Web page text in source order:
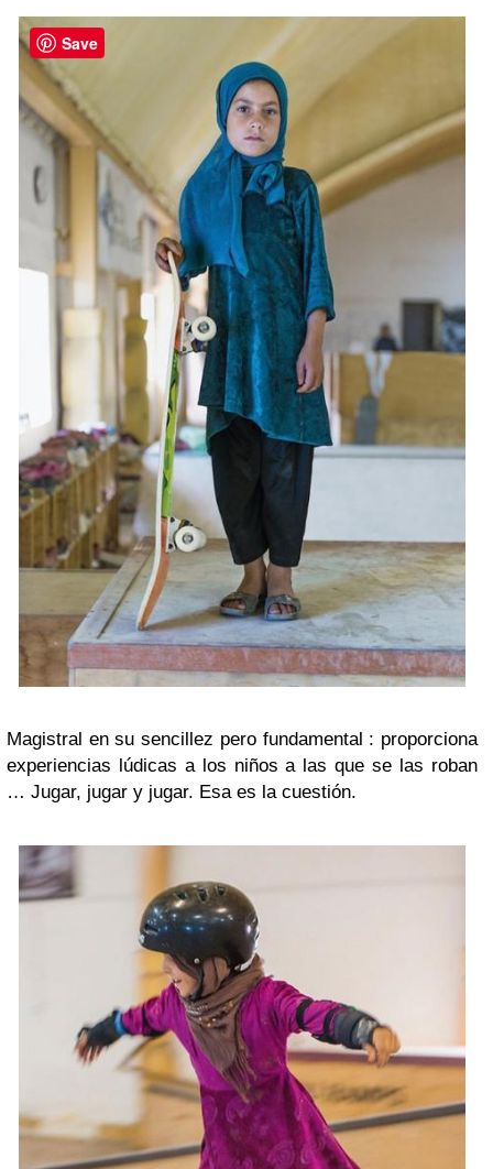
Magistral en su sencillez pero fundamental : proporciona
experiencias lúdicas a los niños a las que se las roban
… Jugar, jugar y jugar. Esa es la cuestión.
Save